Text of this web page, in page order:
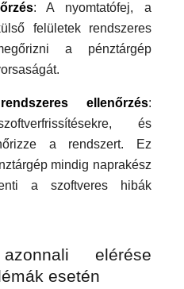
: A nyomtatófej, a
felületek rendszeres
a pénztárgép
ellenőrzés:
és
a rendszert. Ez
mindig naprakész
a szoftveres hibák
elérése
esetén